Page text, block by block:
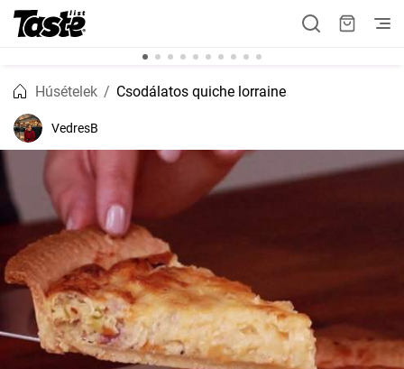
Húsételek Csodálatos quiche lorraine
VedresB